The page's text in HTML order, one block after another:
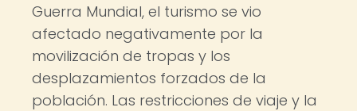
Guerra Mundial, el turismo se vio
afectado negativamente por la
movilización de tropas y los
desplazamientos forzados de la
población. Las restricciones de viaje y la